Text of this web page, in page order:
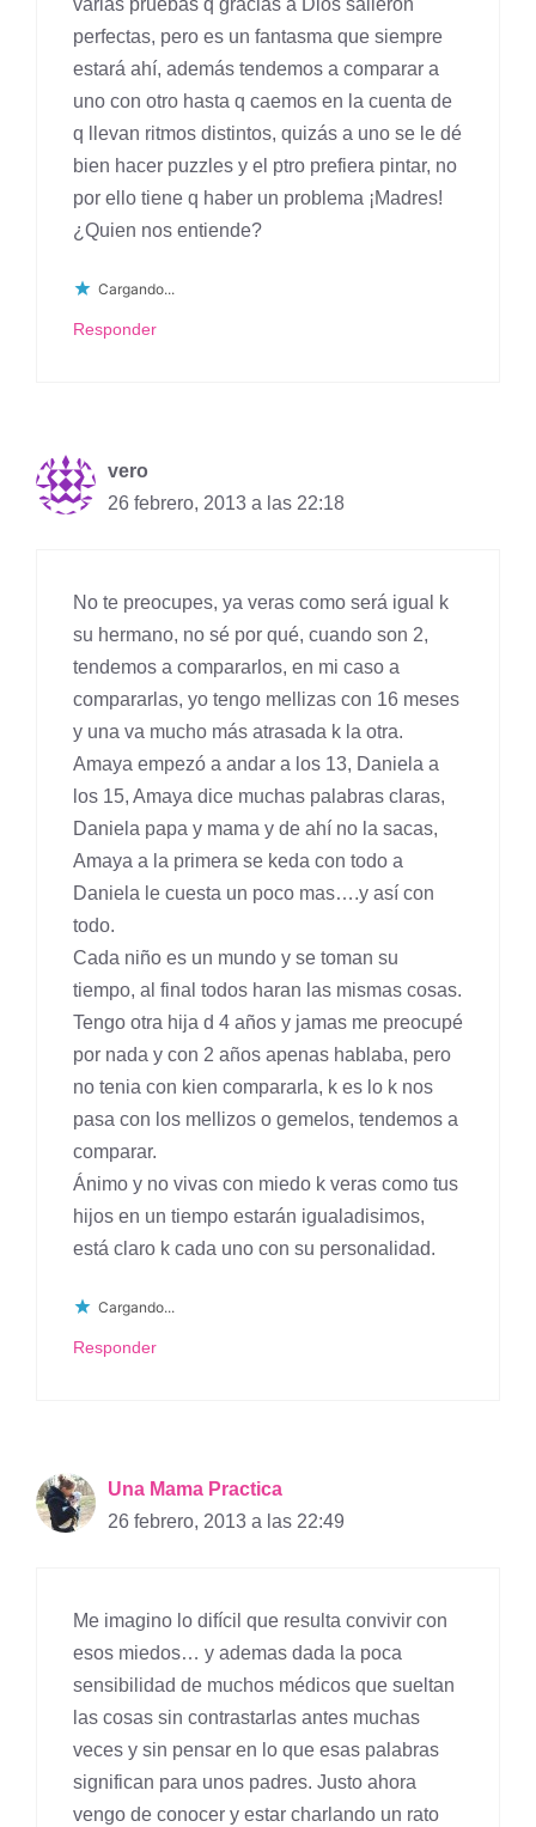
varias pruebas q gracias a Dios salieron
perfectas, pero es un fantasma que siempre
estará ahí, además tendemos a comparar a
uno con otro hasta q caemos en la cuenta de
q llevan ritmos distintos, quizás a uno se le dé
bien hacer puzzles y el ptro prefiera pintar, no
por ello tiene q haber un problema ¡Madres!
¿Quien nos entiende?
Cargando...
Responder
vero
26 febrero, 2013 a las 22:18
No te preocupes, ya veras como será igual k
su hermano, no sé por qué, cuando son 2,
tendemos a compararlos, en mi caso a
compararlas, yo tengo mellizas con 16 meses
y una va mucho más atrasada k la otra.
Amaya empezó a andar a los 13, Daniela a
los 15, Amaya dice muchas palabras claras,
Daniela papa y mama y de ahí no la sacas,
Amaya a la primera se keda con todo a
Daniela le cuesta un poco mas….y así con
todo.
Cada niño es un mundo y se toman su
tiempo, al final todos haran las mismas cosas.
Tengo otra hija d 4 años y jamas me preocupé
por nada y con 2 años apenas hablaba, pero
no tenia con kien compararla, k es lo k nos
pasa con los mellizos o gemelos, tendemos a
comparar.
Ánimo y no vivas con miedo k veras como tus
hijos en un tiempo estarán igualadisimos,
está claro k cada uno con su personalidad.
Cargando...
Responder
Una Mama Practica
26 febrero, 2013 a las 22:49
Me imagino lo difícil que resulta convivir con
esos miedos… y ademas dada la poca
sensibilidad de muchos médicos que sueltan
las cosas sin contrastarlas antes muchas
veces y sin pensar en lo que esas palabras
significan para unos padres. Justo ahora
vengo de conocer y estar charlando un rato